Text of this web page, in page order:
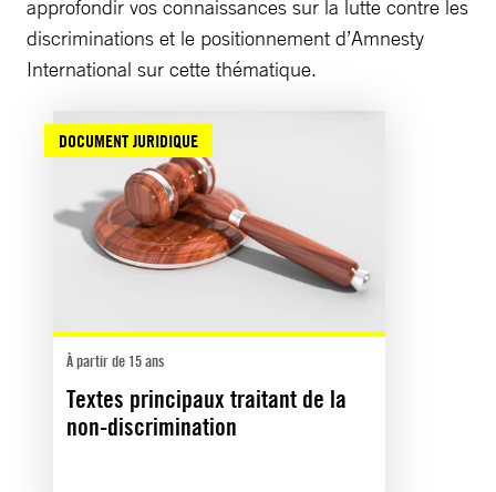
approfondir vos connaissances sur la lutte contre les
discriminations et le positionnement d’Amnesty
International sur cette thématique.
DOCUMENT JURIDIQUE
À partir de 15 ans
Textes principaux traitant de la
non-discrimination